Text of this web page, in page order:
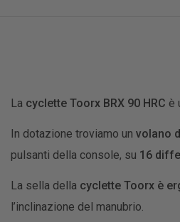
La cyclette Toorx BRX 90 HRC è
In dotazione troviamo un volano
pulsanti della console, su 16
La sella della cyclette Toorx è
l’inclinazione del manubrio.